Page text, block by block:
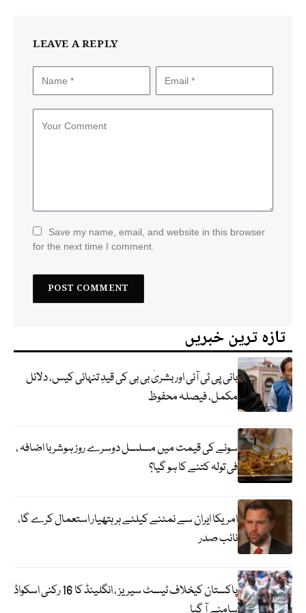
LEAVE A REPLY
Save my name, email, and website in this browser
for the next time I comment.
تازہ ترین خبریں
بانی پی ٹی آئی اور بشریٰ بی بی کی قیدِ تنہائی کیس، دلائل
مکمل، فیصلہ محفوظ
سونے کی قیمت میں مسلسل دوسرے روز ہوشربا اضافہ ،
فی تولہ کتنے کا ہو گیا؟
امریکا ایران سے نمٹنے کیلئے ہر ہتھیار استعمال کرے گا،
نائب صدر
پاکستان کیخلاف ٹیسٹ سیریز ، انگلینڈ کا 16 رکنی اسکواڈ